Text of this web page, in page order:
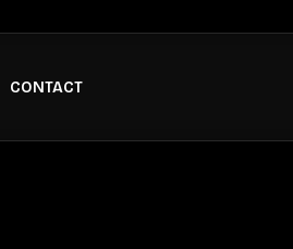
CONTACT